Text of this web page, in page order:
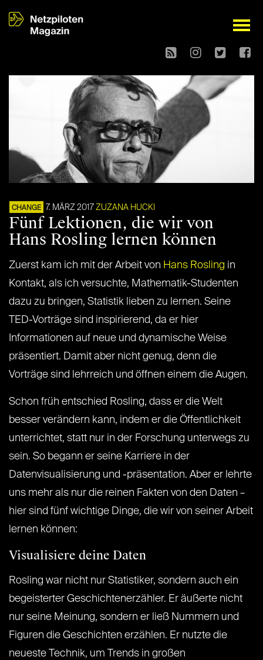
open
CHANGE 7. MÄRZ 2017 ZUZANA HUCKI
Fünf Lektionen, die wir von
Hans Rosling lernen können
Zuerst kam ich mit der Arbeit von Hans Rosling in
Kontakt, als ich versuchte, Mathematik-Studenten
dazu zu bringen, Statistik lieben zu lernen. Seine
TED-Vorträge sind inspirierend, da er hier
Informationen auf neue und dynamische Weise
präsentiert. Damit aber nicht genug, denn die
Vorträge sind lehrreich und öffnen einem die Augen.
Schon früh entschied Rosling, dass er die Welt
besser verändern kann, indem er die Öffentlichkeit
unterrichtet, statt nur in der Forschung unterwegs zu
sein. So begann er seine Karriere in der
Datenvisualisierung und -präsentation. Aber er lehrte
uns mehr als nur die reinen Fakten von den Daten –
hier sind fünf wichtige Dinge, die wir von seiner Arbeit
lernen können:
Visualisiere deine Daten
Rosling war nicht nur Statistiker, sondern auch ein
begeisterter Geschichtenerzähler. Er äußerte nicht
nur seine Meinung, sondern er ließ Nummern und
Figuren die Geschichten erzählen. Er nutzte die
neueste Technik, um Trends in großen